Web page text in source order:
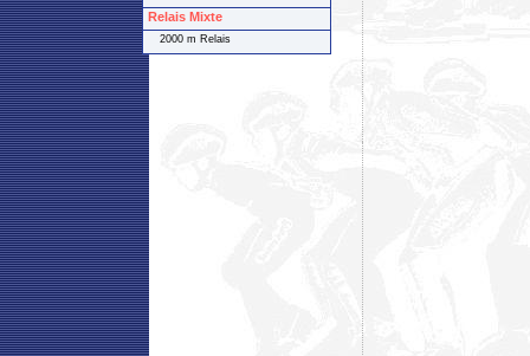
Relais Mixte
2000 m Relais